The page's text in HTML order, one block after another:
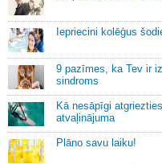
Iepriecini kolēģus
9 pazīmes, ka Tev ir
sindroms
Kā nesāpīgi
atvaļinājuma
Plāno savu laiku!